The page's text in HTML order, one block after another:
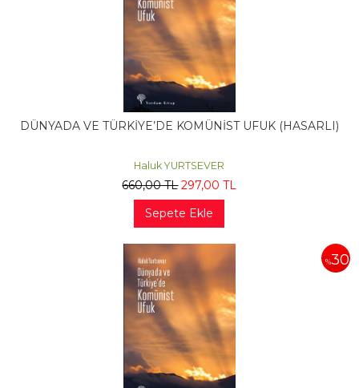
DÜNYADA VE TÜRKİYE’DE KOMÜNİST UFUK (HASARLI)
Haluk YURTSEVER
660,00TL 297,00 TL
Sepete Ekle
%30